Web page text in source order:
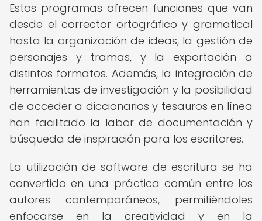
Estos programas ofrecen funciones que van
desde el corrector ortográfico y gramatical
hasta la organización de ideas, la gestión de
personajes y tramas, y la exportación a
distintos formatos. Además, la integración de
herramientas de investigación y la posibilidad
de acceder a diccionarios y tesauros en línea
han facilitado la labor de documentación y
búsqueda de inspiración para los escritores.
La utilización de software de escritura se ha
convertido en una práctica común entre los
autores contemporáneos, permitiéndoles
enfocarse en la creatividad y en la